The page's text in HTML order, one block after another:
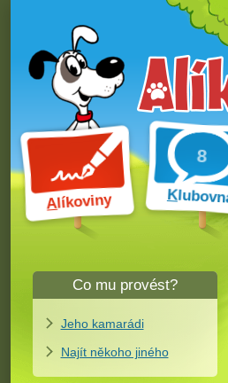
Alíkoviny K
Co mu provést?
Jeho kamarádi
Najít někoho jiného